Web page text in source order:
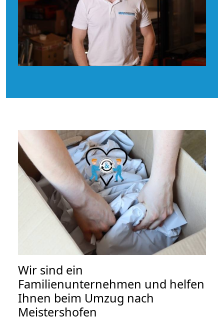
Wir sind ein
Familienunternehmen und helfen
Ihnen beim Umzug nach
Meistershofen